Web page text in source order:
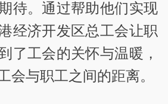
待。通过帮助他们实现
经济开发区总工会让职
了工会的关怀与温暖，
会与职工之间的距离。